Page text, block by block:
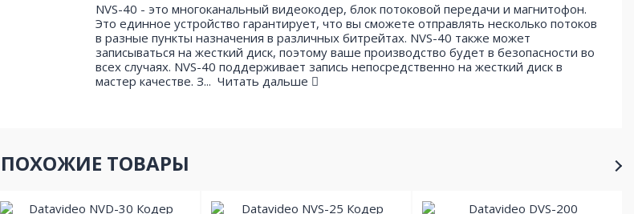
NVS-40 - это многоканальный видеокодер, блок потоковой передачи и магнитофон.
Это единное устройство гарантирует, что вы сможете отправлять несколько потоков
в разные пункты назначения в различных битрейтах. NVS-40 также может
записываться на жесткий диск, поэтому ваше производство будет в безопасности во
всех случаях. NVS-40 поддерживает запись непосредственно на жесткий диск в
мастер качестве. З... Читать дальше
ПОХОЖИЕ ТОВАРЫ